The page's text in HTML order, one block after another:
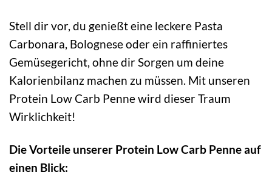
Stell dir vor, du genießt eine leckere Pasta
Carbonara, Bolognese oder ein raffiniertes
Gemüsegericht, ohne dir Sorgen um deine
Kalorienbilanz machen zu müssen. Mit unseren
Protein Low Carb Penne wird dieser Traum
Wirklichkeit!
Die Vorteile unserer Protein Low Carb Penne auf
einen Blick: